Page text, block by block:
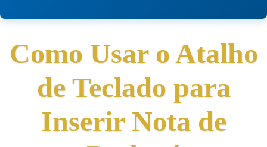
Como Usar o Atalho
de Teclado para
Inserir Nota de